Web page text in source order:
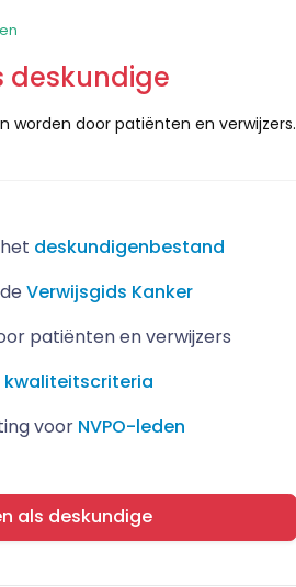
deskundige
worden door patiënten en verwijzers.
deskundigenbestand
Verwijsgids Kanker
patiënten en verwijzers
kwaliteitscriteria
voor NVPO-leden
als deskundige